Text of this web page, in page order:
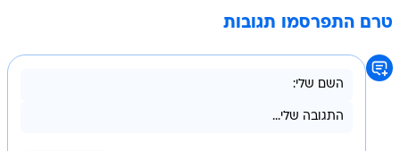
טרם התפרסמו תגובות